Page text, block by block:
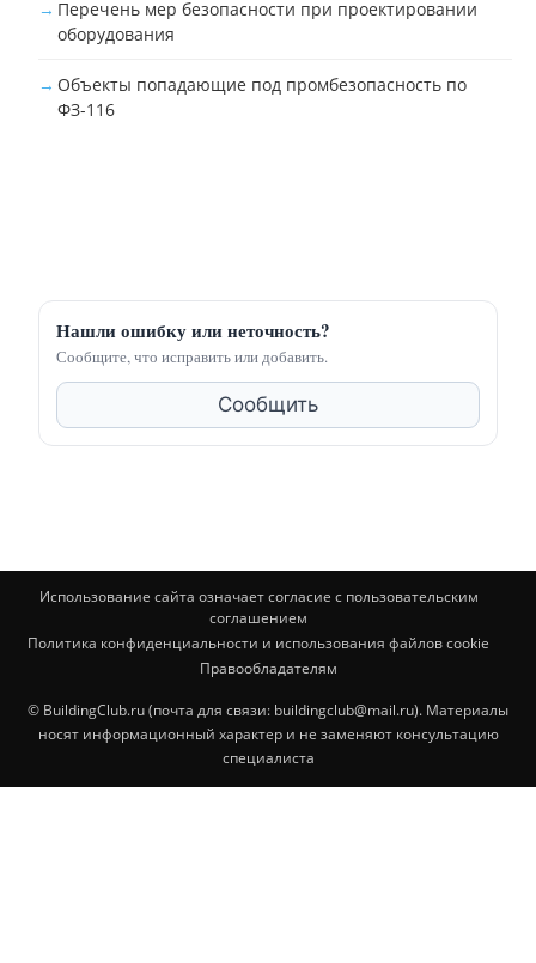
Перечень мер безопасности при проектировании
оборудования
Объекты попадающие под промбезопасность по
ФЗ-116
Нашли ошибку или неточность?
Сообщите, что исправить или добавить.
Сообщить
Использование сайта означает согласие с пользовательским
соглашением
Политика конфиденциальности и использования файлов cookie
Правообладателям
© BuildingClub.ru (почта для связи: buildingclub@mail.ru). Материалы
носят информационный характер и не заменяют консультацию
специалиста